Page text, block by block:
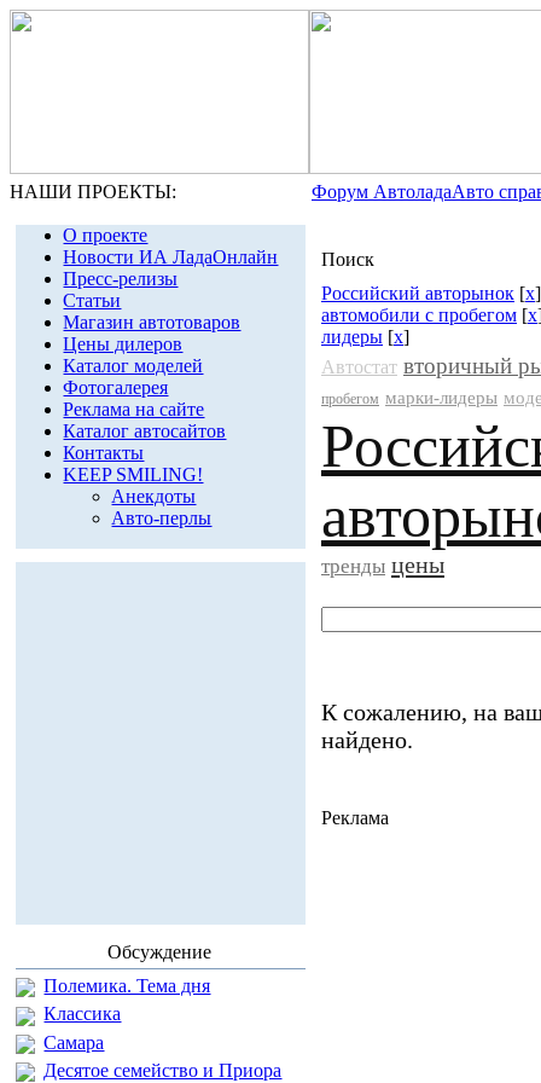
НАШИ ПРОЕКТЫ: Форум АвтоладаАвто
О проекте
Новости ИА ЛадаОнлайн
Пресс-релизы
Статьи
Магазин автотоваров
Цены дилеров
Каталог моделей
Фотогалерея
Реклама на сайте
Каталог автосайтов
Контакты
KEEP SMILING!
Анекдоты
Авто-перлы
Обсуждение
Полемика. Тема дня
Классика
Самара
Десятое семейство и Приора
Поиск
Российский авторынок [x
автомобили с пробегом [x
лидеры [x]
Автостат вторичный
пробегом марки-лидеры
тренды цены
К сожалению, на
найдено.
Реклама